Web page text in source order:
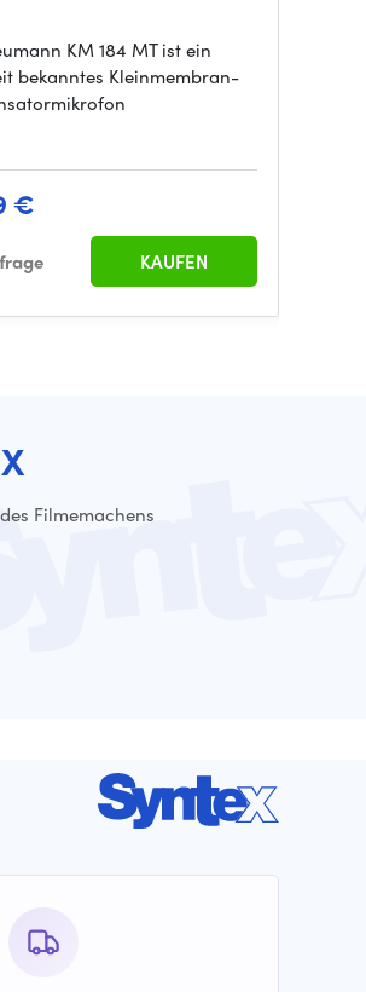
KM 184 MT ist ein
bekanntes Kleinmembran-
€
KAUFEN
Filmemachens